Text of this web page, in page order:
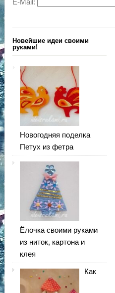
E-Mail:
Новейшие идеи своими
руками!
Новогодняя поделка
Петух из фетра
Ёлочка своими руками
из ниток, картона и
клея
Как